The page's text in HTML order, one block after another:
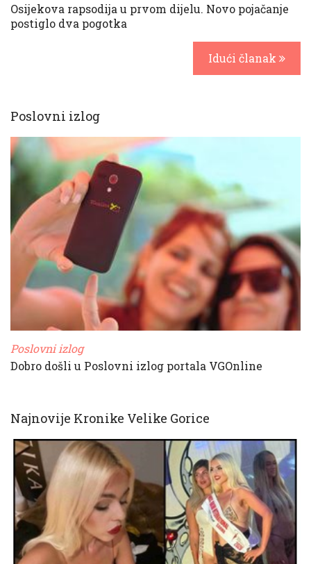
Osijekova rapsodija u prvom dijelu. Novo pojačanje
postiglo dva pogotka
Idući članak
Poslovni izlog
Poslovni izlog
Dobro došli u Poslovni izlog portala VGOnline
Najnovije Kronike Velike Gorice